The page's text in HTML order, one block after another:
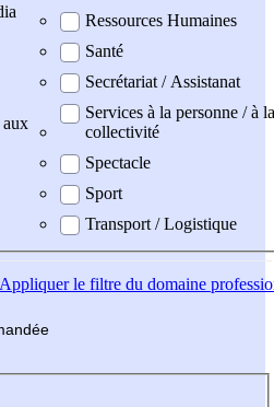
aux
Ressources Humaines
Santé
Secrétariat / Assistanat
Services à la personne / à la
collectivité
Spectacle
Sport
Transport / Logistique
Appliquerle filtre du domaine